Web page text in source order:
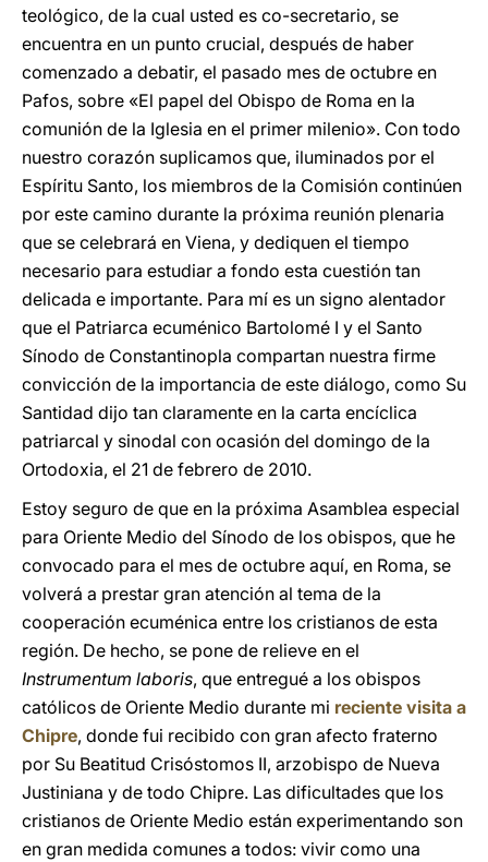
teológico, de la cual usted es co-secretario, se
encuentra en un punto crucial, después de haber
comenzado a debatir, el pasado mes de octubre en
Pafos, sobre «El papel del Obispo de Roma en la
comunión de la Iglesia en el primer milenio». Con todo
nuestro corazón suplicamos que, iluminados por el
Espíritu Santo, los miembros de la Comisión continúen
por este camino durante la próxima reunión plenaria
que se celebrará en Viena, y dediquen el tiempo
necesario para estudiar a fondo esta cuestión tan
delicada e importante. Para mí es un signo alentador
que el Patriarca ecuménico Bartolomé I y el Santo
Sínodo de Constantinopla compartan nuestra firme
convicción de la importancia de este diálogo, como Su
Santidad dijo tan claramente en la carta encíclica
patriarcal y sinodal con ocasión del domingo de la
Ortodoxia, el 21 de febrero de 2010.
Estoy seguro de que en la próxima Asamblea especial
para Oriente Medio del Sínodo de los obispos, que he
convocado para el mes de octubre aquí, en Roma, se
volverá a prestar gran atención al tema de la
cooperación ecuménica entre los cristianos de esta
región. De hecho, se pone de relieve en el
Instrumentum laboris, que entregué a los obispos
católicos de Oriente Medio durante mi reciente visita a
Chipre, donde fui recibido con gran afecto fraterno
por Su Beatitud Crisóstomos II, arzobispo de Nueva
Justiniana y de todo Chipre. Las dificultades que los
cristianos de Oriente Medio están experimentando son
en gran medida comunes a todos: vivir como una